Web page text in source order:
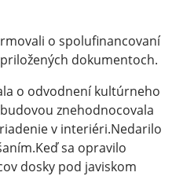
o spolufinancovaní
dokumentoch.
o odvodnení kultúrneho
znehodnocovala
v interiéri.Nedarilo
sa opravilo
dosky pod javiskom